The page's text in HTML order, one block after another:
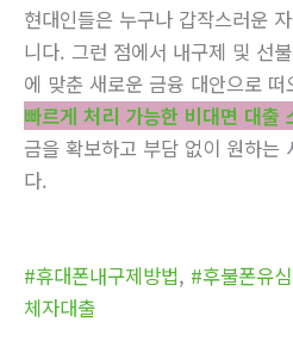
현대인들은 누구나 갑작스러운
니다. 그런 점에서 내구제 및 선
에 맞춘 새로운 금융 대안으로
빠르게 처리 가능한 비대면 대출
금을 확보하고 부담 없이 원하는
다.
#휴대폰내구제방법, #후불폰유
체자대출